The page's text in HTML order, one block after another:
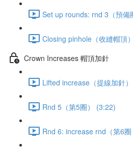
Set up rounds: rnd 3（預備
Closing pinhole（收縫帽頂
Crown Increases 帽頂加針
Lifted increase（提線加針
Rnd 5（第5圈） (3:22)
Rnd 6: increase rnd（第6